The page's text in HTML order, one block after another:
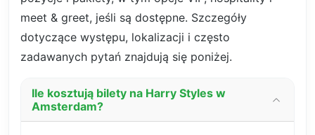
meet & greet, jeśli są dostępne. Szczegóły
dotyczące występu, lokalizacji i często
zadawanych pytań znajdują się poniżej.
Ile kosztują bilety na Harry Styles w
Amsterdam?